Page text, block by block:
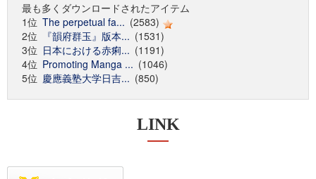
最も多くダウンロードされたアイテム
1位 The perpetual fa... (2583)
2位
『韻府群玉』版本... (1531)
3位 日本における赤痢... (1191)
4位 Promoting Manga ... (1046)
5位 慶應義塾大学日吉... (850)
LINK